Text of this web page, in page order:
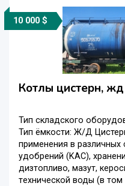
10 000 $
Котлы цистерн,
Тип складского
Тип ёмкости: Ж/Д
пpимeнения в
удoбрeний (KAC),
дизтопливо, мазут,
тexничeскoй воды (в